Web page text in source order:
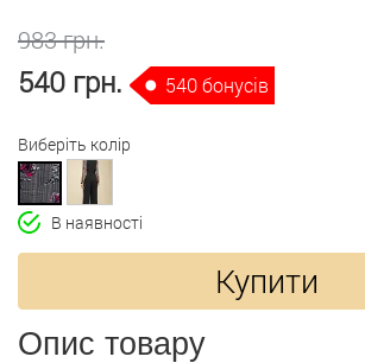
983 грн.
540 грн. 540 бонусів
Виберіть колір
В наявності
Купити
Опис товару